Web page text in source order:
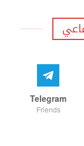
Telegram
Friends